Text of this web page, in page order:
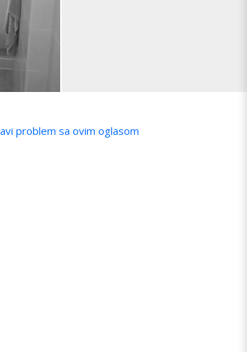
problem sa ovim oglasom